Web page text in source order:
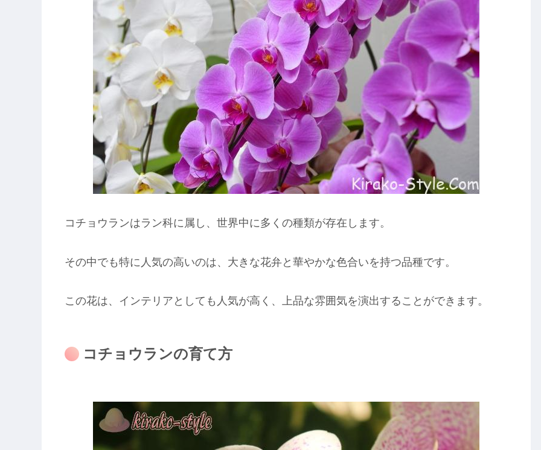
コチョウランはラン科に属し、世界中に多くの種類が存在します。
その中でも特に人気の高いのは、大きな花弁と華やかな色合いを持つ品種です。
この花は、インテリアとしても人気が高く、上品な雰囲気を演出することができます。
コチョウランの育て方